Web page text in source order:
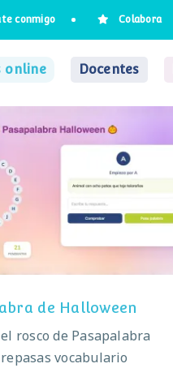
conmigo Colabora
online Docentes
de Halloween
de Halloween
rosco de Pasapalabra
vocabulario